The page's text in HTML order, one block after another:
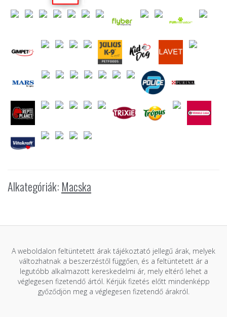
Alkategóriák: Macska
A weboldalon feltüntetett árak tájékoztató jellegű árak, melyek
változhatnak a beszerzéstől függően, és a feltüntetett ár a
legutóbb alkalmazott kereskedelmi ár, mely eltérő lehet a
véglegesen fizetendő ártól. Kérjük fizetés előtt mindenképp
győződjön meg a véglegesen fizetendő árakról.